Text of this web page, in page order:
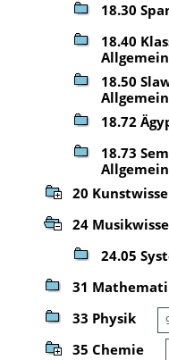
18.30
18.40
18.50
18.72
18.73
20
24
24.05
31
33 Physik
35 Chemie